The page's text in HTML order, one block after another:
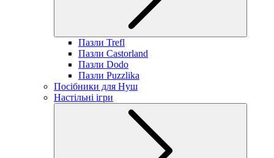
Пазли Trefl
Пазли Castorland
Пазли Dodo
Пазли Puzzlika
Посібники для Нуш
Настільні ігри